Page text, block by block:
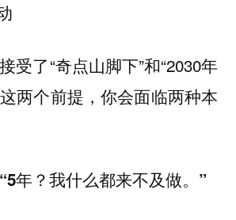
受了“奇点山脚下”和“2030年
两个前提，你会面临两种本
年？我什么都来不及做。”